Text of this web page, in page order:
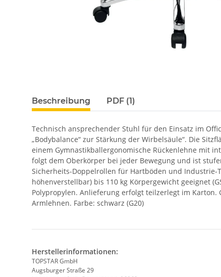
Beschreibung PDF (1)
Technisch ansprechender Stuhl für den Einsatz im
„Bodybalance“ zur Stärkung der Wirbelsäule“. Die
einem Gymnastikballergonomische Rückenlehne mit
folgt dem Oberkörper bei jeder Bewegung und ist
Sicherheits-Doppelrollen für Hartböden und Industrie-
höhenverstellbar) bis 110 kg Körpergewicht geeignet
Polypropylen. Anlieferung erfolgt teilzerlegt im Karton.
Armlehnen. Farbe: schwarz (G20)
Herstellerinformationen:
TOPSTAR GmbH
Augsburger Straße 29